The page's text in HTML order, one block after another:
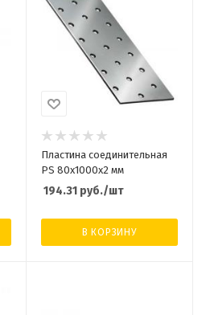
Пластина соединительная
PS 80х1000х2 мм
194.31руб./шт
В КОРЗИНУ